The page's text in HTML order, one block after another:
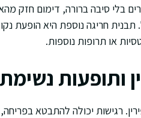
בלי סיבה ברורה, דימום חזק
חריגה נוספת היא הופעת
או תרופות נוספות.
ותופעות
רגישות יכולה להתבטא